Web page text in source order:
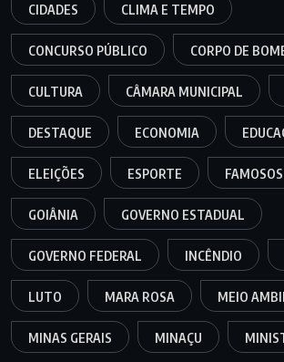
CIDADES CLIMA E TEMPO
CONCURSO PÚBLICO CORPO DE
CULTURA CÂMARA MUNICIPAL
DESTAQUE ECONOMIA
ELEIÇÕES ESPORTE FAMOSOS
GOIÂNIA GOVERNO ESTADUAL
GOVERNO FEDERAL INCÊNDIO
LUTO MARA ROSA MEIO
MINAS GERAIS MINAÇU